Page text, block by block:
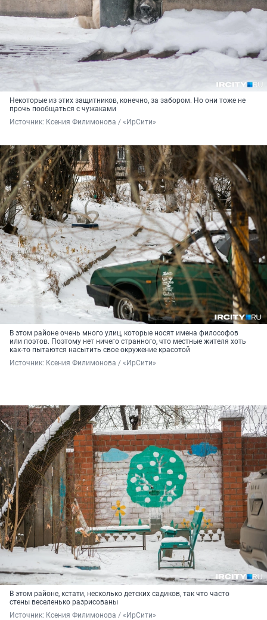
Некоторые из этих защитников, конечно, за забором. Но они тоже не
прочь пообщаться с чужаками
Источник: Ксения Филимонова / «ИрСити»
В этом районе очень много улиц, которые носят имена философов
или поэтов. Поэтому нет ничего странного, что местные жителя хоть
как-то пытаются насытить свое окружение красотой
Источник: Ксения Филимонова / «ИрСити»
В этом районе, кстати, несколько детских садиков, так что часто
стены веселенько разрисованы
Источник: Ксения Филимонова / «ИрСити»